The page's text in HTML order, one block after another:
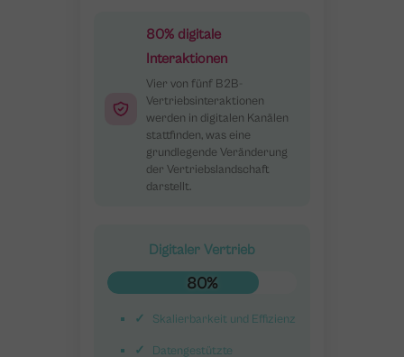
80% digitale
Interaktionen
Vier von fünf B2B-
Vertriebsinteraktionen
werden in digitalen Kanälen
stattfinden, was eine
grundlegende Veränderung
der Vertriebslandschaft
darstellt.
Digitaler Vertrieb
80%
Skalierbarkeit und Effizienz
Datengestützte